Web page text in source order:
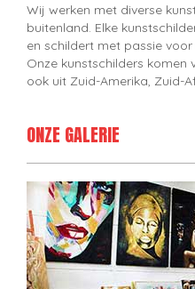
Wij werken met diverse
buitenland. Elke
en schildert met passie
Onze kunstschilders
ook uit Zuid-Amerika, Zuid-
ONZE GALERIE